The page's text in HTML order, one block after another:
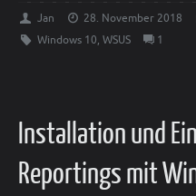
Jan 28. November 2018
Windows 10, WSUS 1
Installation und
Reportings mit